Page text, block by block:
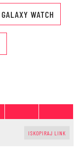
GALAXY WATCH
ISKOPIRAJ LINK